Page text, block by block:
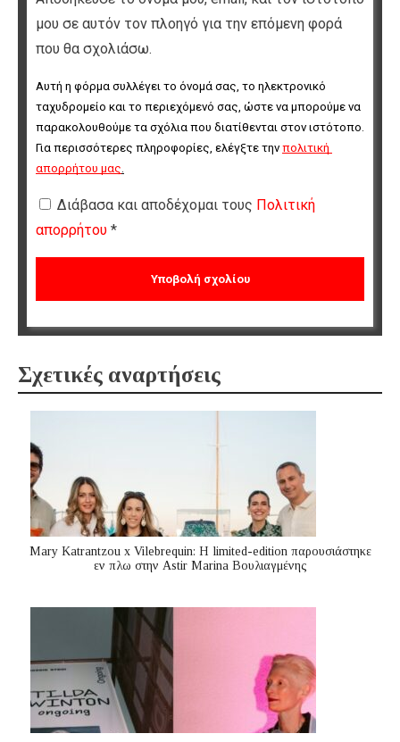
μου σε αυτόν τον πλοηγό για την επόμενη φορά
που θα σχολιάσω.
Αυτή η φόρμα συλλέγει το όνομά σας, το ηλεκτρονικό
ταχυδρομείο και το περιεχόμενό σας, ώστε να μπορούμε να
παρακολουθούμε τα σχόλια που διατίθενται στον ιστότοπο.
Για περισσότερες πληροφορίες, ελέγξτε την πολιτική
απορρήτου μας.
Διάβασα και αποδέχομαι τους Πολιτική
απορρήτου *
Σχετικές αναρτήσεις
Mary Katrantzou x Vilebrequin: Η limited-edition παρουσιάστηκε
εν πλω στην Astir Marina Βουλιαγμένης